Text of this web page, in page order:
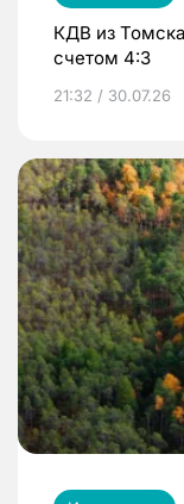
КДВ из
счетом 4:3
21:32 / 30.07.26